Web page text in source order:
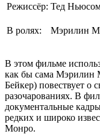
Режиссёр: Тед
В ролях: Мэрилин
В этом фильме
как бы сама Мэрилин
Бейкер) повествует о
разочарованиях. В
документальные
редких и широко
Монро.